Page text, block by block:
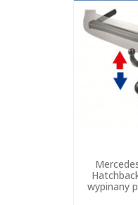
wypinany